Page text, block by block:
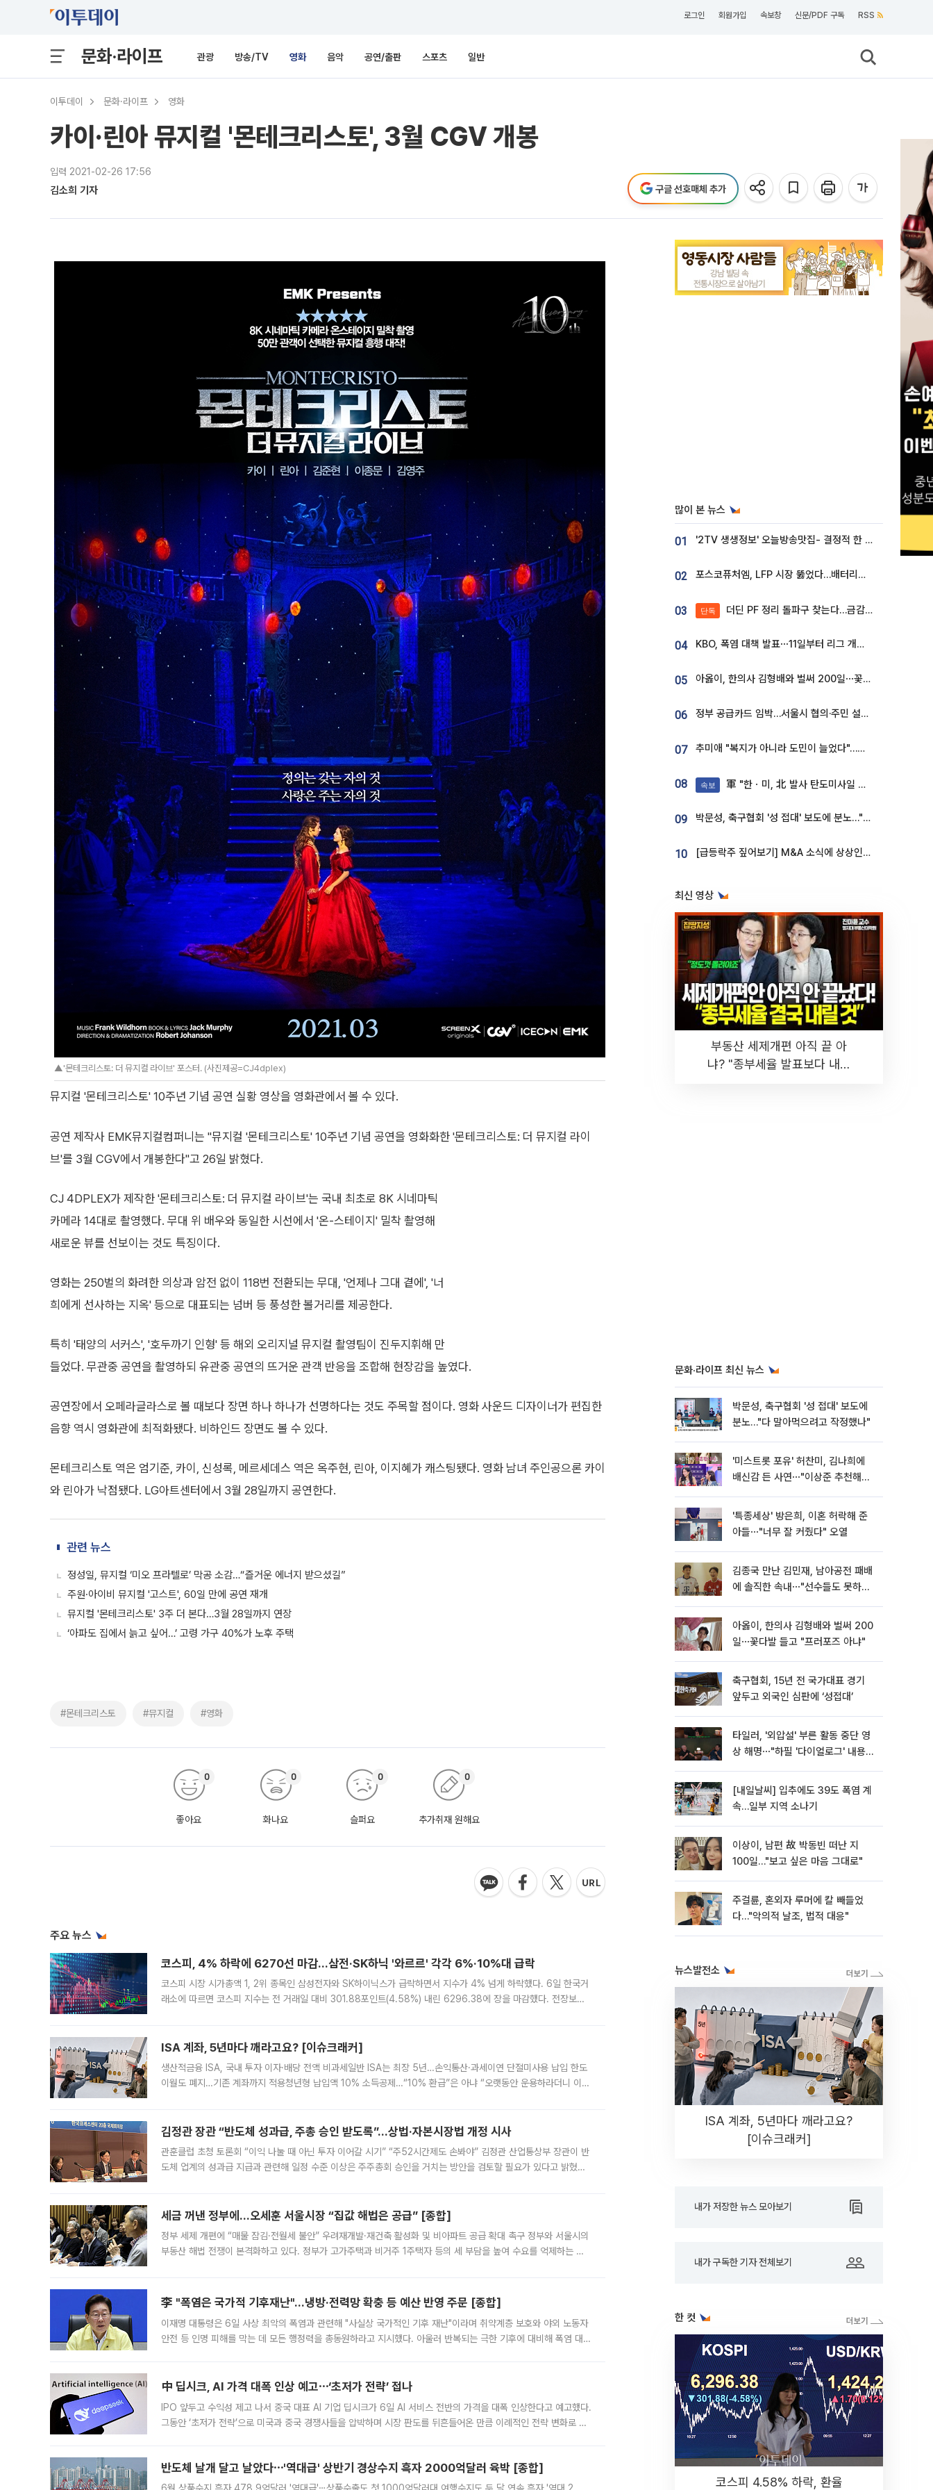
로그인 회원가입 속보창 신문/PDF 구독 RSS
문화·라이프 관광 방송/TV 영화 음악 공연/출판 스포츠 일반
이투데이 문화·라이프 영화
카이·린아 뮤지컬 '몬테크리스토', 3월 CGV 개봉
입력 2021-02-26 17:56
김소희 기자 구글 선호매체 추가
▲'몬테크리스토: 더 뮤지컬 라이브' 포스터. (사진제공=CJ4dplex)
뮤지컬 '몬테크리스토' 10주년 기념 공연 실황 영상을 영화관에서 볼 수 있다.
공연 제작사 EMK뮤지컬컴퍼니는 "뮤지컬 '몬테크리스토' 10주년 기념 공연을 영화화한 '몬테크리스토: 더 뮤지컬 라이
브'를 3월 CGV에서 개봉한다"고 26일 밝혔다.
CJ 4DPLEX가 제작한 '몬테크리스토: 더 뮤지컬 라이브'는 국내 최초로 8K 시네마틱
카메라 14대로 촬영했다. 무대 위 배우와 동일한 시선에서 '온-스테이지' 밀착 촬영해
새로운 뷰를 선보이는 것도 특징이다.
영화는 250벌의 화려한 의상과 암전 없이 118번 전환되는 무대, '언제나 그대 곁에', '너
희에게 선사하는 지옥' 등으로 대표되는 넘버 등 풍성한 볼거리를 제공한다.
특히 '태양의 서커스', '호두까기 인형' 등 해외 오리지널 뮤지컬 촬영팀이 진두지휘해 만
들었다. 무관중 공연을 촬영하되 유관중 공연의 뜨거운 관객 반응을 조합해 현장감을 높였다.
공연장에서 오페라글라스로 볼 때보다 장면 하나 하나가 선명하다는 것도 주목할 점이다. 영화 사운드 디자이너가 편집한
음향 역시 영화관에 최적화됐다. 비하인드 장면도 볼 수 있다.
몬테크리스토 역은 엄기준, 카이, 신성록, 메르세데스 역은 옥주현, 린아, 이지혜가 캐스팅됐다. 영화 남녀 주인공으론 카이
와 린아가 낙점됐다. LG아트센터에서 3월 28일까지 공연한다.
관련 뉴스
정성일, 뮤지컬 ‘미오 프라텔로’ 막공 소감…“즐거운 에너지 받으셨길”
주원·아이비 뮤지컬 '고스트', 60일 만에 공연 재개
뮤지컬 '몬테크리스토' 3주 더 본다…3월 28일까지 연장
‘아파도 집에서 늙고 싶어…’ 고령 가구 40%가 노후 주택
#몬테크리스토 #뮤지컬 #영화
좋아요
0
화나요
0
슬퍼요
0
추가취재 원해요
0
주요 뉴스
코스피, 4% 하락에 6270선 마감…삼전·SK하닉 '와르르' 각각 6%·10%대 급락
코스피 시장 시가총액 1, 2위 종목인 삼성전자와 SK하이닉스가 급락하면서 지수가 4% 넘게 하락했다. 6일 한국거
래소에 따르면 코스피 지수는 전 거래일 대비 301.88포인트(4.58%) 내린 6296.38에 장을 마감했다. 전장보다
ISA 계좌, 5년마다 깨라고요? [이슈크래커]
생산적금융 ISA, 국내 투자 이자·배당 전액 비과세일반 ISA는 최장 5년…손익통산·과세이연 단절미사용 납입 한도
이월도 폐지…기존 계좌까지 적용청년형 납입액 10% 소득공제…“10% 환급”은 아냐 “오랫동안 운용하라더니 이제
김정관 장관 “반도체 성과급, 주총 승인 받도록”…상법·자본시장법 개정 시사
관훈클럽 초청 토론회 “이익 나눌 때 아닌 투자 이어갈 시기” “주52시간제도 손봐야” 김정관 산업통상부 장관이 반
도체 업계의 성과급 지급과 관련해 일정 수준 이상은 주주총회 승인을 거치는 방안을 검토할 필요가 있다고 밝혔다.
세금 꺼낸 정부에…오세훈 서울시장 “집값 해법은 공급” [종합]
정부 세제 개편에 “매물 잠김·전월세 불안” 우려재개발·재건축 활성화 및 비아파트 공급 확대 촉구 정부와 서울시의
부동산 해법 전쟁이 본격화하고 있다. 정부가 고가주택과 비거주 1주택자 등의 세 부담을 높여 수요를 억제하는 카
李 "폭염은 국가적 기후재난"…냉방·전력망 확충 등 예산 반영 주문 [종합]
이재명 대통령은 6일 사상 최악의 폭염과 관련해 "사실상 국가적인 기후 재난"이라며 취약계층 보호와 야외 노동자
안전 등 인명 피해를 막는 데 모든 행정력을 총동원하라고 지시했다. 아울러 반복되는 극한 기후에 대비해 폭염 대응
中 딥시크, AI 가격 대폭 인상 예고⋯‘초저가 전략’ 접나
IPO 앞두고 수익성 제고 나서 중국 대표 AI 기업 딥시크가 6일 AI 서비스 전반의 가격을 대폭 인상한다고 예고했다.
그동안 ‘초저가 전략’으로 미국과 중국 경쟁사들을 압박하며 시장 판도를 뒤흔들어온 만큼 이례적인 전략 변화로 평
반도체 날개 달고 날았다⋯'역대급' 상반기 경상수지 흑자 2000억달러 육박 [종합]
많이 본 뉴스
01 '2TV 생생정보' 오늘방송맛집- 결정적 한 수, 3종 메밀면! 메밀 소바 맛집 '의○○○○'
02 포스코퓨처엠, LFP 시장 뚫었다…배터리사와 대규모 장기 공급 합의
03 단독 더딘 PF 정리 돌파구 찾는다…금감원, 1년 반 만에 매각설명회 재개
04 KBO, 폭염 대책 발표⋯11일부터 리그 개시ㆍ경기 오후 7시 시작
05 아옳이, 한의사 김형배와 벌써 200일⋯꽃다발 들고 "프러포즈 아냐"
06 정부 공급카드 임박…서울시 협의·주민 설득이 성패 가른다 [부동산 해법 전쟁]
07 추미애 "복지가 아니라 도민이 늘었다"…재정난 책임론 정면돌파
08 속보 軍 "한ㆍ미, 北 발사 탄도미사일 제원 정밀분석 중"
09 박문성, 축구협회 '성 접대' 보도에 분노…"다 말아먹으려고 작정했나"
10 [급등락주 짚어보기] M&A 소식에 상상인증권ㆍ유니켐 ‘상한가’⋯유증 제동 걸린 SK디앤디↑
최신 영상
부동산 세제개편 아직 끝 아
냐? "종부세율 발표보다 내릴
문화·라이프 최신 뉴스
박문성, 축구협회 '성 접대' 보도에
분노…"다 말아먹으려고 작정했나"
'미스트롯 포유' 허찬미, 김나희에
배신감 든 사연⋯"이상준 추천해주
'특종세상' 방은희, 이혼 허락해 준
아들⋯"너무 잘 커줬다" 오열
김종국 만난 김민재, 남아공전 패배
에 솔직한 속내⋯"선수들도 못하긴
아옳이, 한의사 김형배와 벌써 200
일⋯꽃다발 들고 "프러포즈 아냐"
축구협회, 15년 전 국가대표 경기
앞두고 외국인 심판에 ‘성접대’
타일러, '외압설' 부른 활동 중단 영
상 해명⋯"하필 '다이얼로그' 내용이
[내일날씨] 입추에도 39도 폭염 계
속…일부 지역 소나기
이상이, 남편 故 박동빈 떠난 지
100일…"보고 싶은 마음 그대로"
주걸륜, 혼외자 루머에 칼 빼들었
다…"악의적 날조, 법적 대응"
뉴스발전소
ISA 계좌, 5년마다 깨라고요?
[이슈크래커]
내가 저장한 뉴스 모아보기
내가 구독한 기자 전체보기
한 컷
코스피 4.58% 하락, 환율